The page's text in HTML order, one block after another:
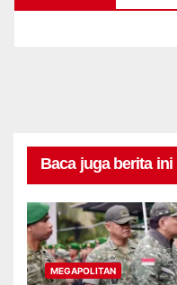
Baca juga berita ini
MEGAPOLITAN